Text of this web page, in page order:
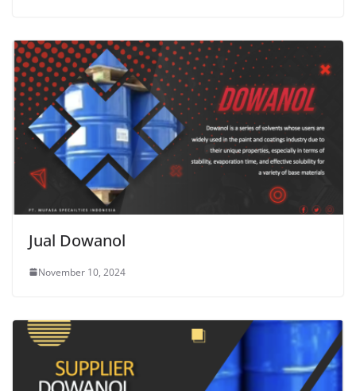
Jual Dowanol
November 10, 2024